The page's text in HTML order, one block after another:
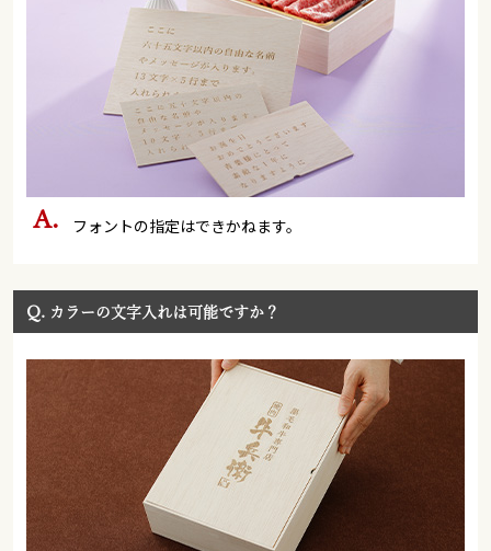
フォントの指定はできかねます。
Q. カラーの文字入れは可能ですか？